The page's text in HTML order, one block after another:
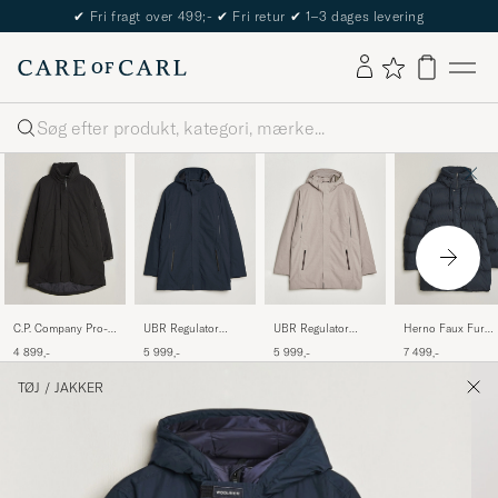
✔ Fri fragt over 499;- ✔ Fri retur ✔ 1–3 dages levering
Søg
C.P. Company Pro-
Padded Parka Black
4 899,-
UBR Regulator
Navy
5 999,-
UBR Regulator
Drift Wood
5 999,-
Herno Faux Fur
7 499,-
TØJ / JAKKER